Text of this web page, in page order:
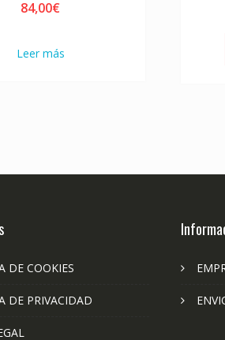
84,00€
Leer más
DE COOKIES
DE PRIVACIDAD